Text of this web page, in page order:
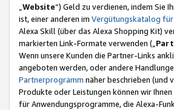
Website“) Geld zu verdienen, indem Sie
ist, einer anderen im Vergütungskatalog
Alexa Skill (über das Alexa Shopping Kit)
markierten Link-Formate verwenden („
Wenn unsere Kunden die Partner-Links
angeboten werden, oder andere
Partnerprogramm näher beschrieben (und
Produkte oder Leistungen können wir
für Anwendungsprogramme, die Alexa-